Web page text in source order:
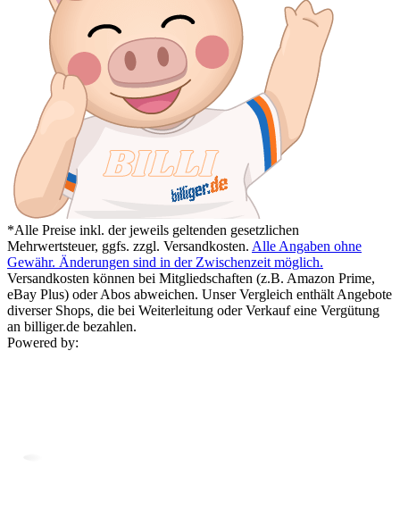
*Alle Preise inkl. der jeweils geltenden gesetzlichen
Mehrwertsteuer, ggfs. zzgl. Versandkosten. Alle Angaben ohne
Gewähr. Änderungen sind in der Zwischenzeit möglich.
Versandkosten können bei Mitgliedschaften (z.B. Amazon Prime,
eBay Plus) oder Abos abweichen. Unser Vergleich enthält Angebote
diverser Shops, die bei Weiterleitung oder Verkauf eine Vergütung
an billiger.de bezahlen.
Powered by: